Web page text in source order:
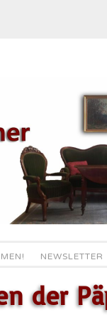
NEWSLETTER
der